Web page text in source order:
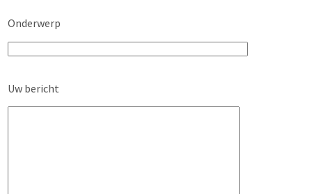
Onderwerp
Uw bericht